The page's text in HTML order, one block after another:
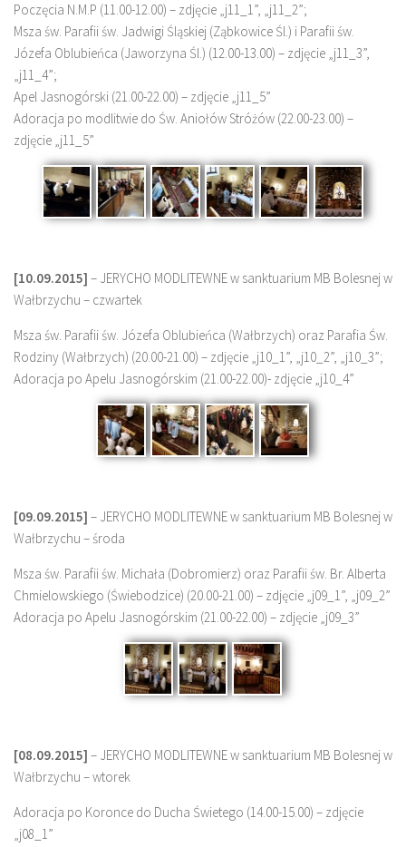
Poczęcia N.M.P (11.00-12.00) – zdjęcie „j11_1”, „j11_2”;
Msza św. Parafii św. Jadwigi Śląskiej (Ząbkowice Śl.) i Parafii św.
Józefa Oblubieńca (Jaworzyna Śl.) (12.00-13.00) – zdjęcie „j11_3”,
„j11_4”;
Apel Jasnogórski (21.00-22.00) – zdjęcie „j11_5”
Adoracja po modlitwie do Św. Aniołów Stróżów (22.00-23.00) –
zdjęcie „j11_5”
[10.09.2015] – JERYCHO MODLITEWNE w sanktuarium MB Bolesnej w
Wałbrzychu – czwartek
Msza św. Parafii św. Józefa Oblubieńca (Wałbrzych) oraz Parafia Św.
Rodziny (Wałbrzych) (20.00-21.00) – zdjęcie „j10_1”, „j10_2”, „j10_3”;
Adoracja po Apelu Jasnogórskim (21.00-22.00)- zdjęcie „j10_4”
[09.09.2015] – JERYCHO MODLITEWNE w sanktuarium MB Bolesnej w
Wałbrzychu – środa
Msza św. Parafii św. Michała (Dobromierz) oraz Parafii św. Br. Alberta
Chmielowskiego (Świebodzice) (20.00-21.00) – zdjęcie „j09_1”, „j09_2”
Adoracja po Apelu Jasnogórskim (21.00-22.00) – zdjęcie „j09_3”
[08.09.2015] – JERYCHO MODLITEWNE w sanktuarium MB Bolesnej w
Wałbrzychu – wtorek
Adoracja po Koronce do Ducha Świetego (14.00-15.00) – zdjęcie
„j08_1”